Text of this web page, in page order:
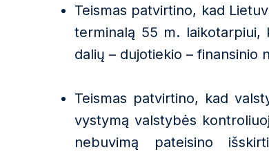
Teismas patvirtino, kad
terminalą 55 m. laikotarpiui,
dalių – dujotiekio – finansinio
Teismas patvirtino, kad
vystymą valstybės
nebuvimą pateisino